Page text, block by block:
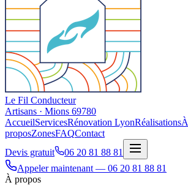
Le Fil Conducteur
Artisans · Mions 69780
AccueilServicesRénovation LyonRéalisationsÀ
proposZonesFAQContact
Devis gratuit
06 20 81 88 81
Appeler maintenant — 06 20 81 88 81
À propos